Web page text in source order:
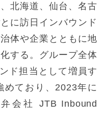
北海道、仙台、名古
に訪日インバウンド
体や企業とともに地
する。グループ全体
ド担当として増員す
めており、2023年に
会社 JTB Inbound